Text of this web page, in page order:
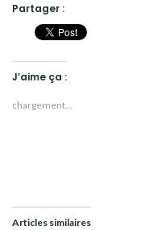
Partager :
J’aime ça :
chargement…
Articles similaires